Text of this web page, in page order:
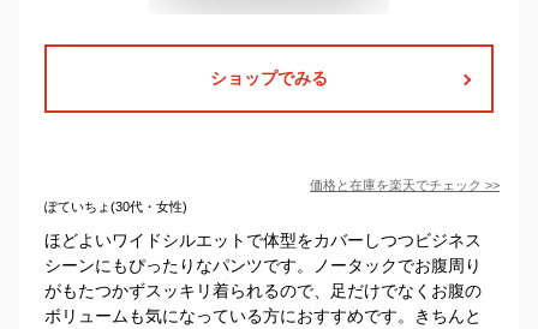
ショップでみる
価格と在庫を楽天でチェック >>
ぽていちょ(30代・女性)
ほどよいワイドシルエットで体型をカバーしつつビジネス
シーンにもぴったりなパンツです。ノータックでお腹周り
がもたつかずスッキリ着られるので、足だけでなくお腹の
ボリュームも気になっている方におすすめです。きちんと